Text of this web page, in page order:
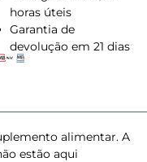
horas úteis
Garantia de
devolução em 21 dias
alimentar. A
estão aqui